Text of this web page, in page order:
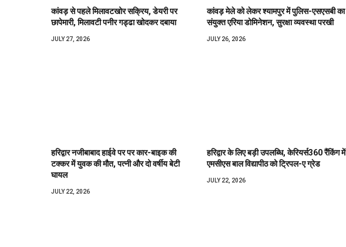
कांवड़ से पहले मिलावटखोर सक्रिय, डेयरी पर
छापेमारी, मिलावटी पनीर गड्ढा खोदकर दबाया
JULY 27, 2026
कांवड़ मेले को लेकर श्यामपुर में पुलिस-एसएसबी का
संयुक्त एरिया डोमिनेशन, सुरक्षा व्यवस्था परखी
JULY 26, 2026
हरिद्वार नजीबाबाद हाईवे पर पर कार-बाइक की
टक्कर में युवक की मौत, पत्नी और दो वर्षीय बेटी
घायल
JULY 22, 2026
हरिद्वार के लिए बड़ी उपलब्धि, केरियर्स360 रैंकिंग में
एमसीएस बाल विद्यापीठ को ट्रिपल-ए ग्रेड
JULY 22, 2026